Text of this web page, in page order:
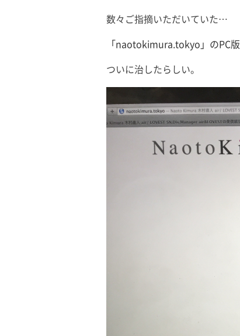
数々ご指摘いただいていた…
「naotokimura.tokyo」のPC版
ついに治したらしい。